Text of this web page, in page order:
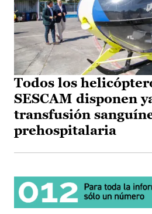
Todos los
SESCAM disponen
transfusión
prehospitalaria